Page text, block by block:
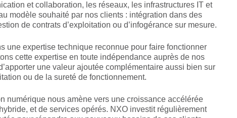
et collaboration, les réseaux, les infrastructures IT et
modèle souhaité par nos clients : intégration dans des
de contrats d’exploitation ou d’infogérance sur mesure.
une expertise technique reconnue pour faire fonctionner
cette expertise en toute indépendance auprès de nos
une valeur ajoutée complémentaire aussi bien sur
ou de la sureté de fonctionnement.
numérique nous amène vers une croissance accélérée
et de services opérés. NXO investit régulièrement